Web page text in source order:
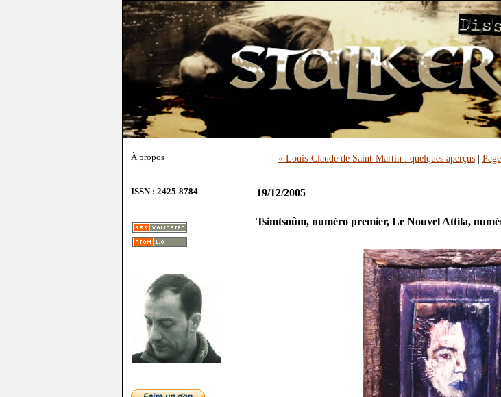
À propos
ISSN : 2425-8784
« Louis-Claude de Saint-Martin : quelques aperçus|
19/12/2005
Tsimtsoûm, numéro premier, Le Nouvel Attila,